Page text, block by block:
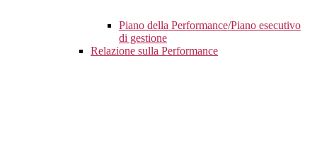
Piano della Performance/Piano esecutivo
di gestione
Relazione sulla Performance